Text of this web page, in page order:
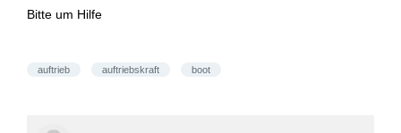
Bitte um Hilfe
auftrieb auftriebskraft boot